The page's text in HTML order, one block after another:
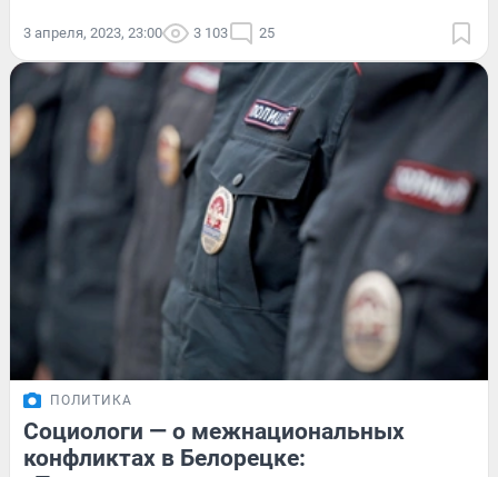
3 апреля, 2023, 23:00 3 103 25
ПОЛИТИКА
Социологи — о межнациональных
конфликтах в Белорецке: